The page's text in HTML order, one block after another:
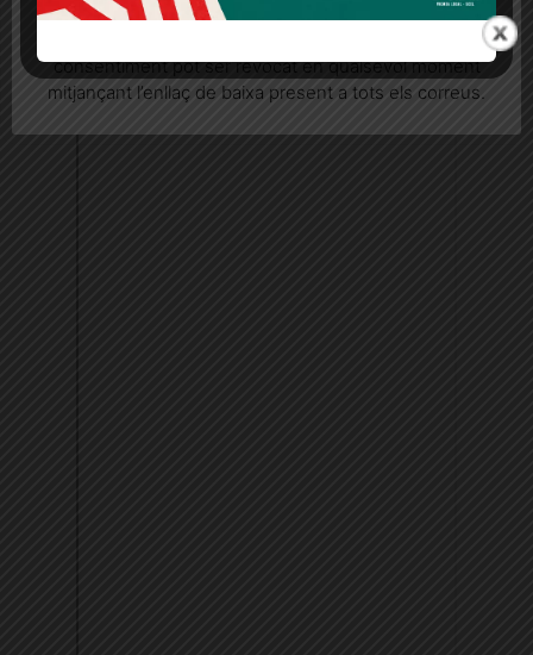
seu consentiment explícit per rebre comunicacions
consentiment pot ser revocat en qualsevol moment
mitjançant l’enllaç de baixa present a tots els correus.